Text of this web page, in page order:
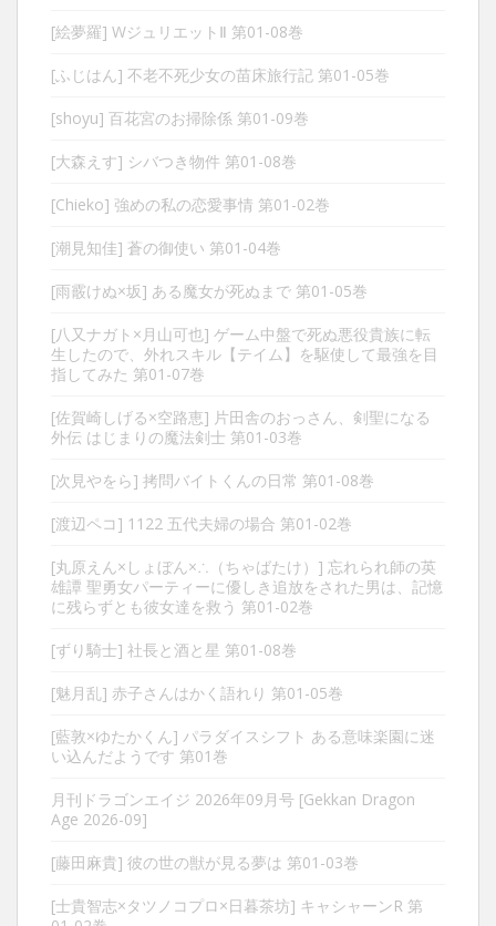
[絵夢羅] WジュリエットⅡ 第01-08巻
[ふじはん] 不老不死少女の苗床旅行記 第01-05巻
[shoyu] 百花宮のお掃除係 第01-09巻
[大森えす] シバつき物件 第01-08巻
[Chieko] 強めの私の恋愛事情 第01-02巻
[潮見知佳] 蒼の御使い 第01-04巻
[雨霰けぬ×坂] ある魔女が死ぬまで 第01-05巻
[八又ナガト×月山可也] ゲーム中盤で死ぬ悪役貴族に転
生したので、外れスキル【テイム】を駆使して最強を目
指してみた 第01-07巻
[佐賀崎しげる×空路恵] 片田舎のおっさん、剣聖になる
外伝 はじまりの魔法剣士 第01-03巻
[次見やをら] 拷問バイトくんの日常 第01-08巻
[渡辺ペコ] 1122 五代夫婦の場合 第01-02巻
[丸原えん×しょぼん×∴（ちゃばたけ）] 忘れられ師の英
雄譚 聖勇女パーティーに優しき追放をされた男は、記憶
に残らずとも彼女達を救う 第01-02巻
[ずり騎士] 社長と酒と星 第01-08巻
[魅月乱] 赤子さんはかく語れり 第01-05巻
[藍敦×ゆたかくん] パラダイスシフト ある意味楽園に迷
い込んだようです 第01巻
月刊ドラゴンエイジ 2026年09月号 [Gekkan Dragon
Age 2026-09]
[藤田麻貴] 彼の世の獣が見る夢は 第01-03巻
[士貴智志×タツノコプロ×日暮茶坊] キャシャーンR 第